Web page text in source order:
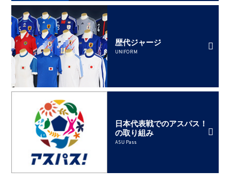
歴代ジャージ
UNIFORM
日本代表戦でのアスパス！
の取り組み
ASU Pass